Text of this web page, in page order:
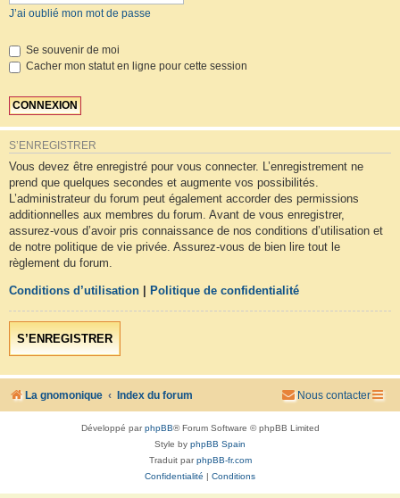
J’ai oublié mon mot de passe
Se souvenir de moi
Cacher mon statut en ligne pour cette session
S’ENREGISTRER
Vous devez être enregistré pour vous connecter. L’enregistrement ne
prend que quelques secondes et augmente vos possibilités.
L’administrateur du forum peut également accorder des permissions
additionnelles aux membres du forum. Avant de vous enregistrer,
assurez-vous d’avoir pris connaissance de nos conditions d’utilisation et
de notre politique de vie privée. Assurez-vous de bien lire tout le
règlement du forum.
Conditions d’utilisation Politique de confidentialité
S’ENREGISTRER
La gnomonique Index du forum Nous contacter
Développé parphpBB® Forum Software © phpBB Limited
Style by phpBB Spain
Traduit parphpBB-fr.com
Confidentialité
Conditions